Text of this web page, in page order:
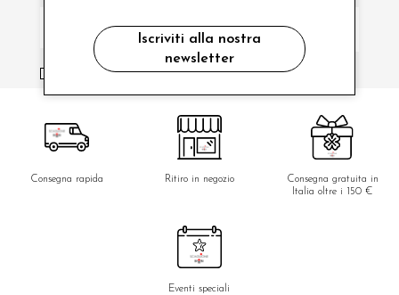
ho letto ed accettato le condizioni sulla privacy.
Consegna rapida Ritiro in negozio
Consegna gratuita in
Italia oltre i 150 €
Eventi speciali
Iscriviti alla nostra
newsletter